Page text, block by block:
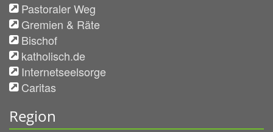
Pastoraler Weg
Gremien & Räte
Bischof
katholisch.de
Internetseelsorge
Caritas
Region